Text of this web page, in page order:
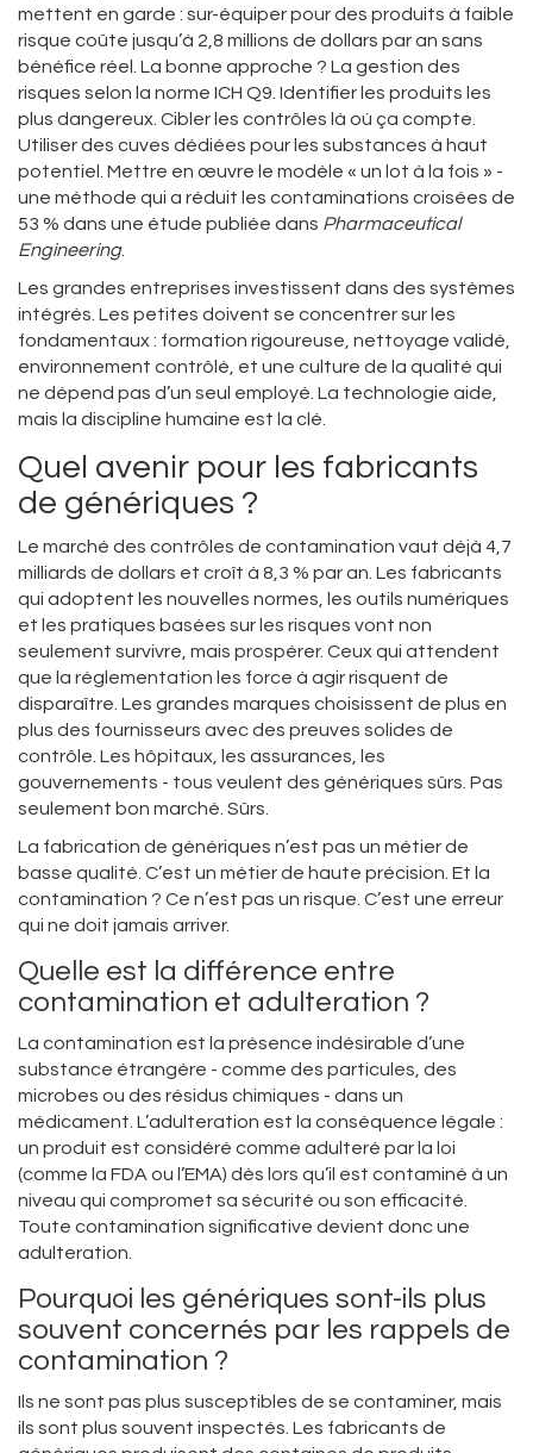
mettent en garde : sur-équiper pour des produits à faible
risque coûte jusqu’à 2,8 millions de dollars par an sans
bénéfice réel. La bonne approche ? La gestion des
risques selon la norme ICH Q9. Identifier les produits les
plus dangereux. Cibler les contrôles là où ça compte.
Utiliser des cuves dédiées pour les substances à haut
potentiel. Mettre en œuvre le modèle « un lot à la fois » -
une méthode qui a réduit les contaminations croisées de
53 % dans une étude publiée dans Pharmaceutical
Engineering.
Les grandes entreprises investissent dans des systèmes
intégrés. Les petites doivent se concentrer sur les
fondamentaux : formation rigoureuse, nettoyage validé,
environnement contrôlé, et une culture de la qualité qui
ne dépend pas d’un seul employé. La technologie aide,
mais la discipline humaine est la clé.
Quel avenir pour les fabricants
de génériques ?
Le marché des contrôles de contamination vaut déjà 4,7
milliards de dollars et croît à 8,3 % par an. Les fabricants
qui adoptent les nouvelles normes, les outils numériques
et les pratiques basées sur les risques vont non
seulement survivre, mais prospérer. Ceux qui attendent
que la réglementation les force à agir risquent de
disparaître. Les grandes marques choisissent de plus en
plus des fournisseurs avec des preuves solides de
contrôle. Les hôpitaux, les assurances, les
gouvernements - tous veulent des génériques sûrs. Pas
seulement bon marché. Sûrs.
La fabrication de génériques n’est pas un métier de
basse qualité. C’est un métier de haute précision. Et la
contamination ? Ce n’est pas un risque. C’est une erreur
qui ne doit jamais arriver.
Quelle est la différence entre
contamination et adulteration ?
La contamination est la présence indésirable d’une
substance étrangère - comme des particules, des
microbes ou des résidus chimiques - dans un
médicament. L’adulteration est la conséquence légale :
un produit est considéré comme adulteré par la loi
(comme la FDA ou l’EMA) dès lors qu’il est contaminé à un
niveau qui compromet sa sécurité ou son efficacité.
Toute contamination significative devient donc une
adulteration.
Pourquoi les génériques sont-ils plus
souvent concernés par les rappels de
contamination ?
Ils ne sont pas plus susceptibles de se contaminer, mais
ils sont plus souvent inspectés. Les fabricants de